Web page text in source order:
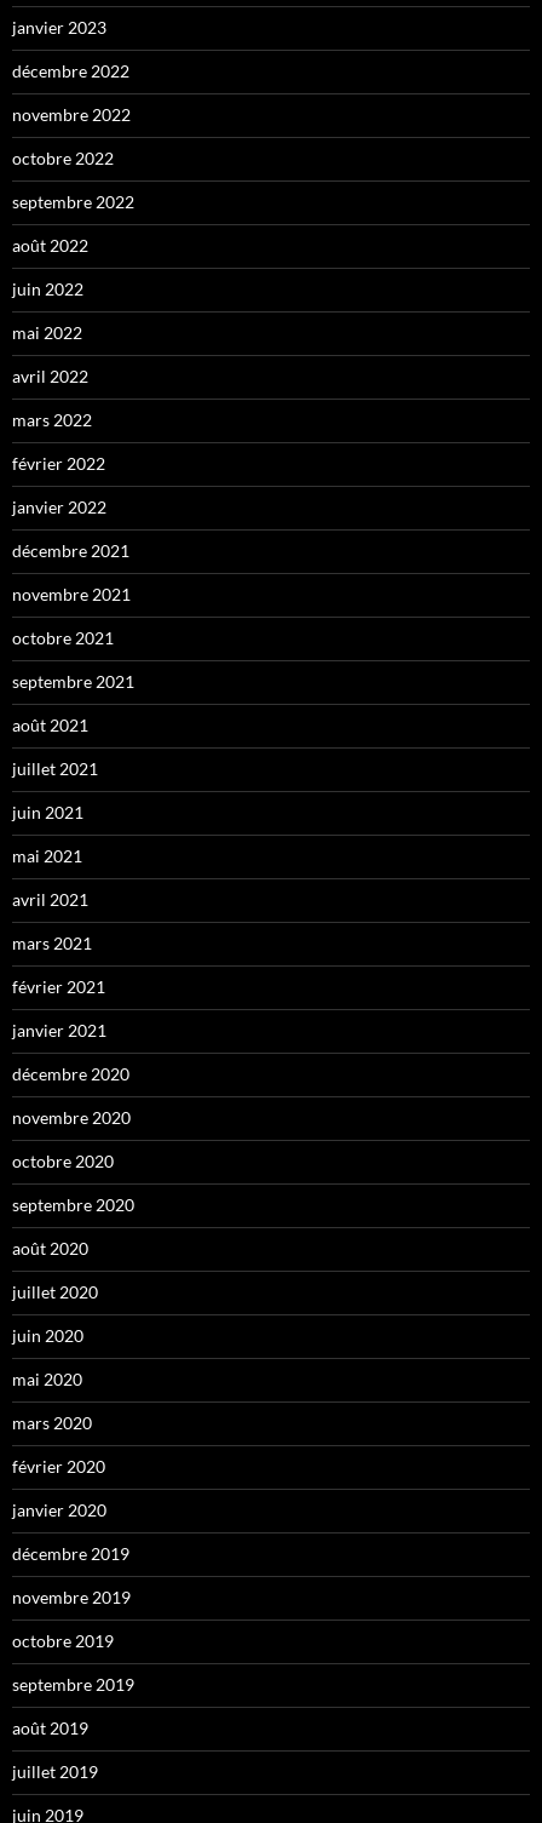
janvier 2023
décembre 2022
novembre 2022
octobre 2022
septembre 2022
août 2022
juin 2022
mai 2022
avril 2022
mars 2022
février 2022
janvier 2022
décembre 2021
novembre 2021
octobre 2021
septembre 2021
août 2021
juillet 2021
juin 2021
mai 2021
avril 2021
mars 2021
février 2021
janvier 2021
décembre 2020
novembre 2020
octobre 2020
septembre 2020
août 2020
juillet 2020
juin 2020
mai 2020
mars 2020
février 2020
janvier 2020
décembre 2019
novembre 2019
octobre 2019
septembre 2019
août 2019
juillet 2019
juin 2019